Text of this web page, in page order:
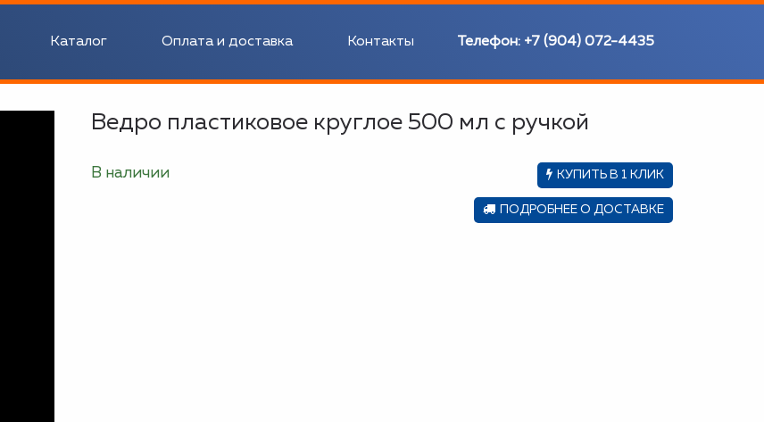
Каталог Оплата и доставка Контакты Телефон: +7 (904) 072-4435
Ведро пластиковое круглое 500 мл с ручкой
В наличии КУПИТЬ В 1 КЛИК
ПОДРОБНЕЕ О ДОСТАВКЕ